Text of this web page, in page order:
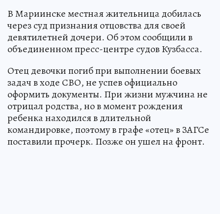
В Мариинске местная жительница добилась
через суд признания отцовства для своей
девятилетней дочери. Об этом сообщили в
объединенном пресс-центре судов Кузбасса.
Отец девочки погиб при выполнении боевых
задач в ходе СВО, не успев официально
оформить документы. При жизни мужчина не
отрицал родства, но в момент рождения
ребенка находился в длительной
командировке, поэтому в графе «отец» в ЗАГСе
поставили прочерк. Позже он ушел на фронт.